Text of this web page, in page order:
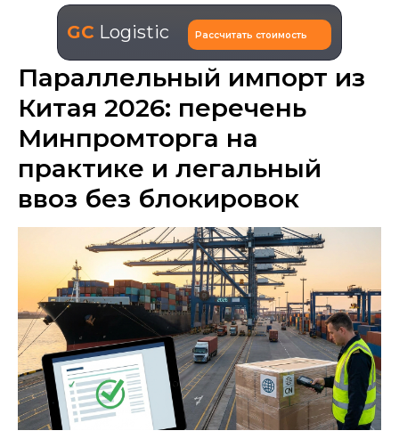
GC Logistic Рассчитать стоимость
Параллельный импорт из
Китая 2026: перечень
Минпромторга на
практике и легальный
ввоз без блокировок